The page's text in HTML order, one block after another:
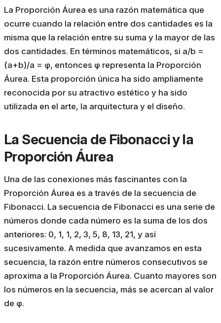
La Proporción Áurea es una razón matemática que
ocurre cuando la relación entre dos cantidades es la
misma que la relación entre su suma y la mayor de las
dos cantidades. En términos matemáticos, si a/b =
(a+b)/a = φ, entonces φ representa la Proporción
Áurea. Esta proporción única ha sido ampliamente
reconocida por su atractivo estético y ha sido
utilizada en el arte, la arquitectura y el diseño.
La Secuencia de Fibonacci y la
Proporción Áurea
Una de las conexiones más fascinantes con la
Proporción Áurea es a través de la secuencia de
Fibonacci. La secuencia de Fibonacci es una serie de
números donde cada número es la suma de los dos
anteriores: 0, 1, 1, 2, 3, 5, 8, 13, 21, y así
sucesivamente. A medida que avanzamos en esta
secuencia, la razón entre números consecutivos se
aproxima a la Proporción Áurea. Cuanto mayores son
los números en la secuencia, más se acercan al valor
de φ.